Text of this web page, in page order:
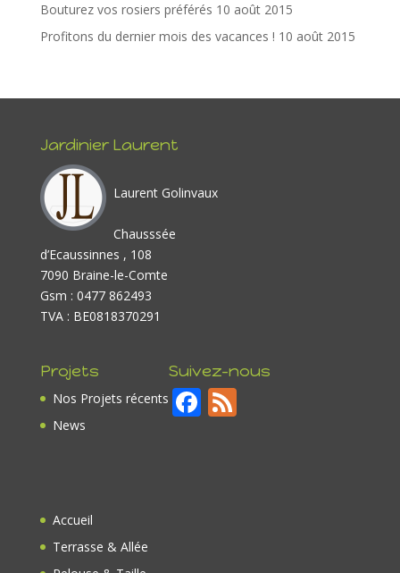
Bouturez vos rosiers préférés 10 août 2015
Profitons du dernier mois des vacances ! 10 août 2015
Jardinier Laurent
Laurent Golinvaux
Chausssée
d’Ecaussinnes , 108
7090 Braine-le-Comte
Gsm : 0477 862493
TVA : BE0818370291
Projets
Nos Projets récents
News
Suivez-nous
F F
Accueil
Terrasse & Allée